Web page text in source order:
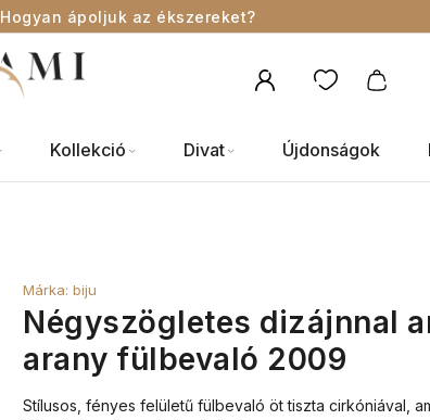
Hogyan ápoljuk az ékszereket?
Kollekció Divat Újdonságok
Négyszögletes dizájnnal
arany fülbevaló 2009
Márka:biju
Stílusos, fényes felületű fülbevaló öt tiszta cirkóniával,